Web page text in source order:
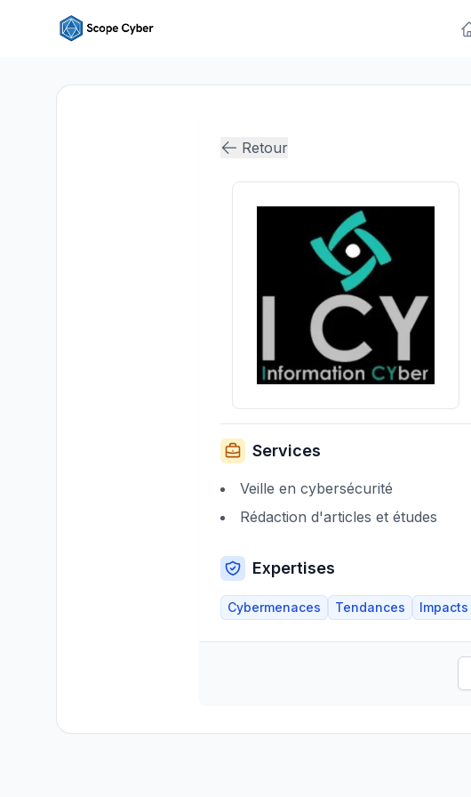
Retour
Services
Veille en cybersécurité
Rédaction d'articles et études
Expertises
Cybermenaces Tendances Impacts